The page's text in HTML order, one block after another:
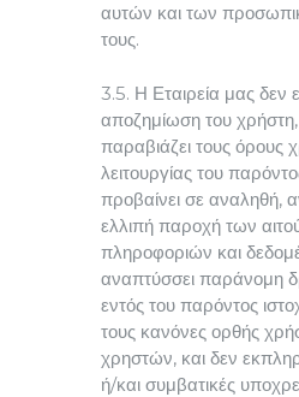
αυτών και των
τους.
3.5. Η Εταιρεία μας δεν
αποζημίωση του
παραβιάζει τους όρους
λειτουργίας του
προβαίνει σε αναληθή,
ελλιπή παροχή των
πληροφοριών και
αναπτύσσει παράνομη
εντός του παρόντος
τους κανόνες ορθής
χρηστών, και δεν
ή/και συμβατικές